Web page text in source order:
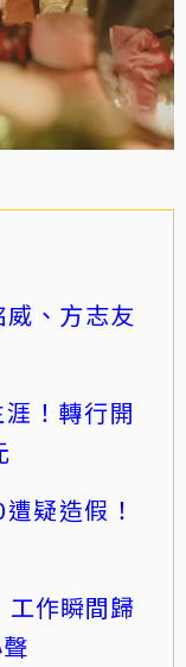
、方志友
！轉行開
疑造假！
工作瞬間歸